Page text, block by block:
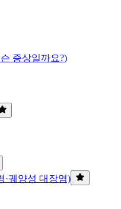
증상일까요?)
·궤양성 대장염)